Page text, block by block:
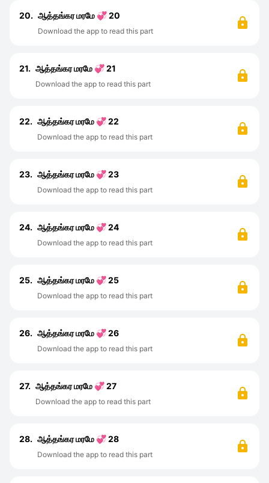
20. ஆத்தங்கர மரமே 💞 20
Download the app to read this part
21. ஆத்தங்கர மரமே 💞 21
Download the app to read this part
22. ஆத்தங்கர மரமே 💞 22
Download the app to read this part
23. ஆத்தங்கர மரமே 💞 23
Download the app to read this part
24. ஆத்தங்கர மரமே 💞 24
Download the app to read this part
25. ஆத்தங்கர மரமே 💞 25
Download the app to read this part
26. ஆத்தங்கர மரமே 💞 26
Download the app to read this part
27. ஆத்தங்கர மரமே 💞 27
Download the app to read this part
28. ஆத்தங்கர மரமே 💞 28
Download the app to read this part